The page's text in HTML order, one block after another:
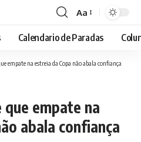
Font
Resizer
Aa
Calendario de Paradas
empate na estreia da Copa não abala confiança
empate na
abala confiança